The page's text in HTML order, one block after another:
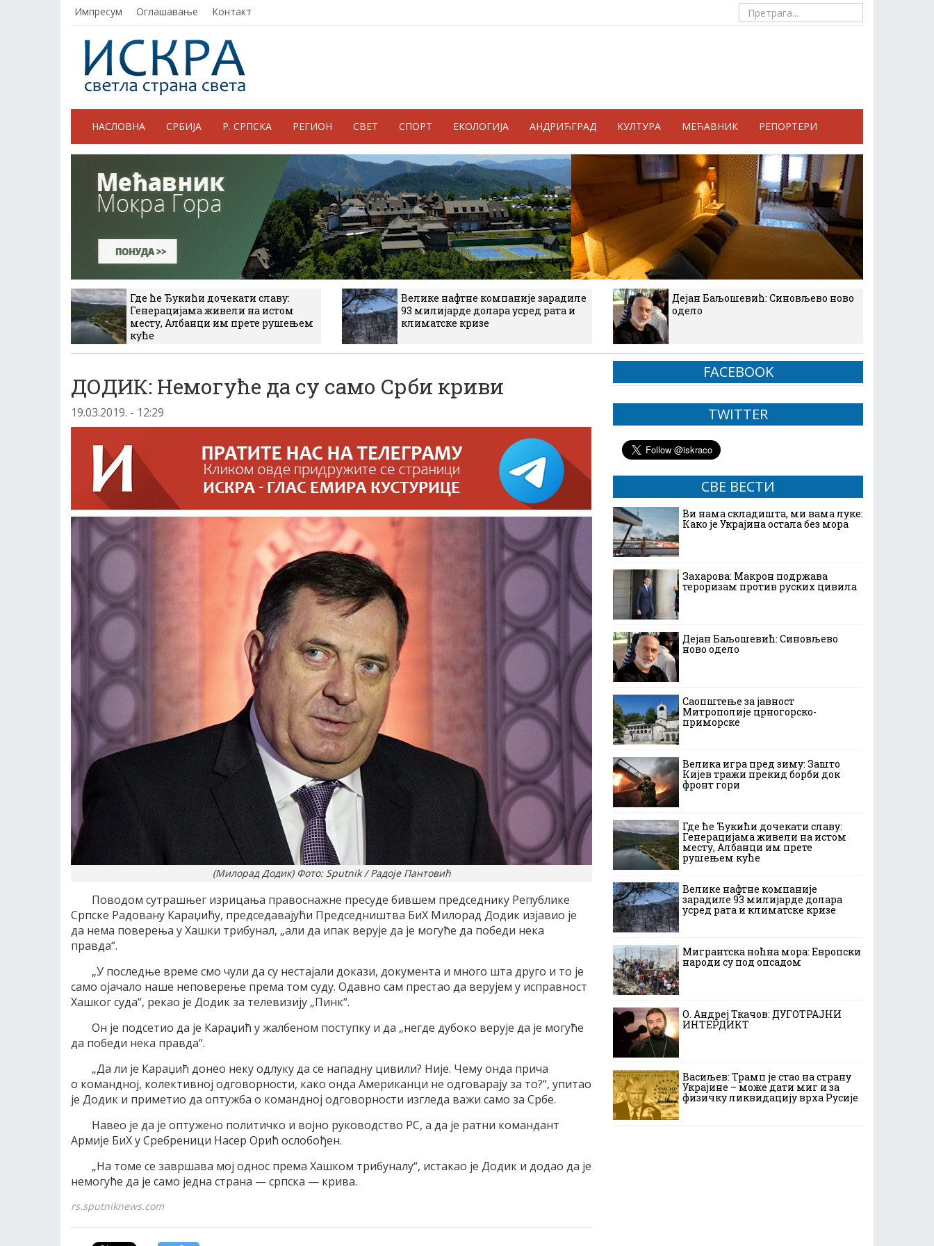
Импресум Оглашавање Контакт
НАСЛОВНА СРБИЈА Р. СРПСКА РЕГИОН СВЕТ СПОРТ ЕКОЛОГИЈА АНДРИЋГРАД КУЛТУРА МЕЋАВНИК РЕПОРТЕРИ
Где ће Ђукићи дочекати славу:
Генерацијама живели на истом
месту, Албанци им прете рушењем
куће
Велике нафтне компаније зарадиле
93 милијарде долара усред рата и
климатске кризе
Дејан Баљошевић: Синовљево ново
одело
ДОДИК: Немогуће да су само Срби криви
19.03.2019. - 12:29
(Милорад Додик) Фото: Sputnik / Радоје Пантовић
Поводом сутрашњег изрицања правоснажне пресуде бившем председнику Републике
Српске Радовану Караџићу, председавајући Председништва БиХ Милорад Додик изјавио је
да нема поверења у Хашки трибунал, „али да ипак верује да је могуће да победи нека
правда“.
„У последње време смо чули да су нестајали докази, документа и много шта друго и то је
само ојачало наше неповерење према том суду. Одавно сам престао да верујем у исправност
Хашког суда“, рекао је Додик за телевизију „Пинк“.
Он је подсетио да је Караџић у жалбеном поступку и да „негде дубоко верује да је могуће
да победи нека правда“.
„Да ли је Караџић донео неку одлуку да се нападну цивили? Није. Чему онда прича
о командној, колективној одговорности, како онда Американци не одговарају за то?“, упитао
је Додик и приметио да оптужба о командној одговорности изгледа важи само за Србе.
Навео је да је оптужено политичко и војно руководство РС, а да је ратни командант
Армије БиХ у Сребреници Насер Орић ослобођен.
„На томе се завршава мој однос према Хашком трибуналу“, истакао је Додик и додао да је
немогуће да је само једна страна — српска — крива.
rs.sputniknews.com
FACEBOOK
TWITTER
СВЕ ВЕСТИ
Ви нама складишта, ми вама луке:
Како је Украјина остала без мора
Захарова: Макрон подржава
тероризам против руских цивила
Дејан Баљошевић: Синовљево
ново одело
Саопштење за јавност
Митрополије црногорско-
приморске
Велика игра пред зиму: Зашто
Кијев тражи прекид борби док
фронт гори
Где ће Ђукићи дочекати славу:
Генерацијама живели на истом
месту, Албанци им прете
рушењем куће
Велике нафтне компаније
зарадиле 93 милијарде долара
усред рата и климатске кризе
Мигрантска ноћна мора: Европски
народи су под опсадом
О. Андреј Ткачов: ДУГОТРАЈНИ
ИНТЕРДИКТ
Васиљев: Трамп је стао на страну
Украјине – може дати миг и за
физичку ликвидацију врха Русије